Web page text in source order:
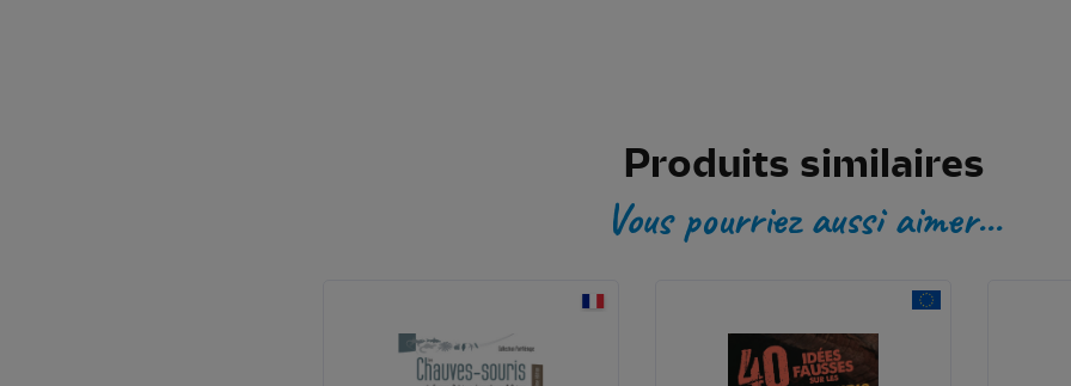
Produits similaires
Vous pourriez aussi aimer...